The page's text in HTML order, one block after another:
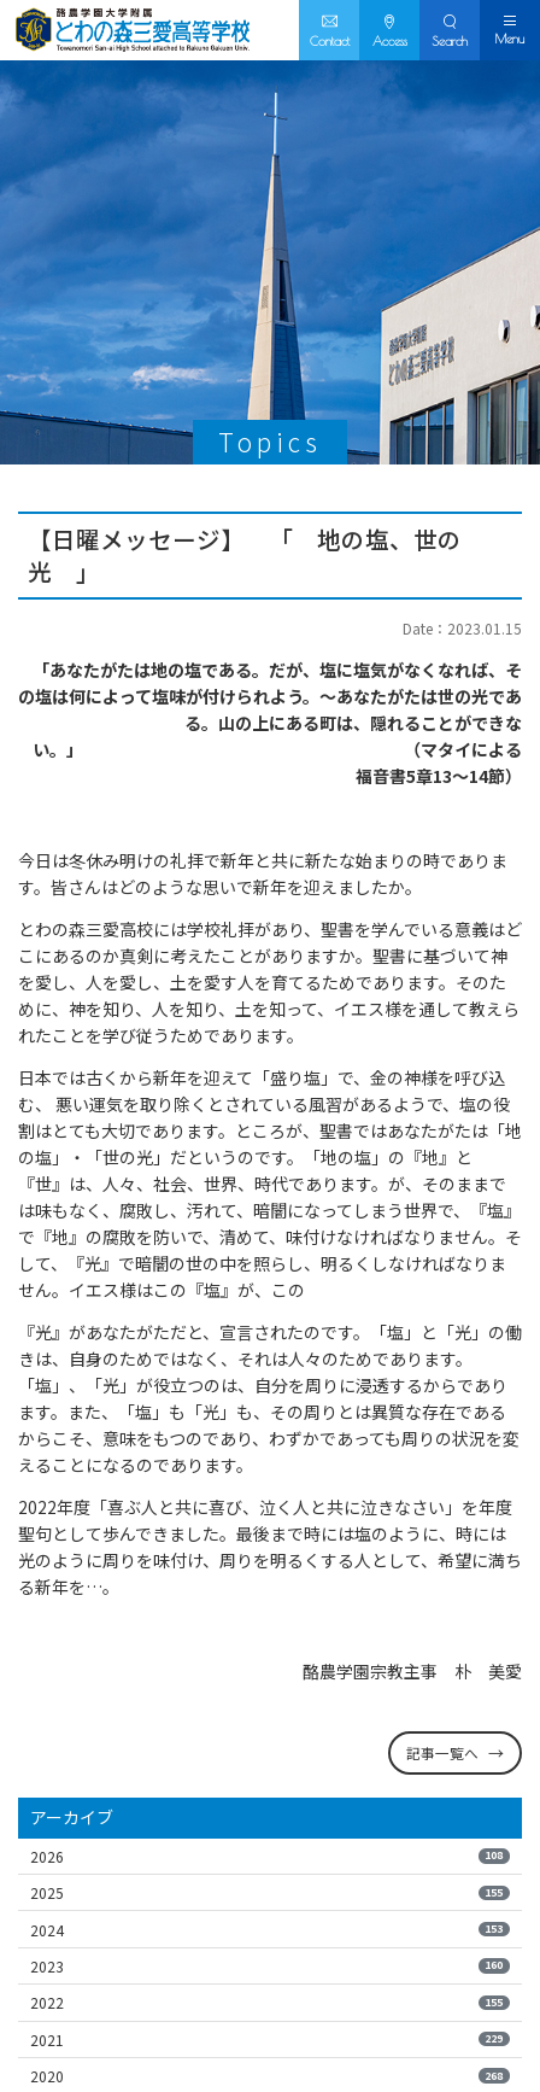
Contact Access Search Menu
Topics
【日曜メッセージ】 「 地の塩、世の
光 」
Date：2023.01.15
「あなたがたは地の塩である。だが、塩に塩気がなくなれば、そ
の塩は何によって塩味が付けられよう。～あなたがたは世の光であ
る。山の上にある町は、隠れることができな
い。」 （マタイによる
福音書5章13～14節）
今日は冬休み明けの礼拝で新年と共に新たな始まりの時でありま
す。皆さんはどのような思いで新年を迎えましたか。
とわの森三愛高校には学校礼拝があり、聖書を学んでいる意義はど
こにあるのか真剣に考えたことがありますか。聖書に基づいて神
を愛し、人を愛し、土を愛す人を育てるためであります。そのた
めに、神を知り、人を知り、土を知って、イエス様を通して教えら
れたことを学び従うためであります。
日本では古くから新年を迎えて「盛り塩」で、金の神様を呼び込
む、 悪い運気を取り除くとされている風習があるようで、塩の役
割はとても大切であります。ところが、聖書ではあなたがたは「地
の塩」・「世の光」だというのです。「地の塩」の『地』と
『世』は、人々、社会、世界、時代であります。が、そのままで
は味もなく、腐敗し、汚れて、暗闇になってしまう世界で、『塩』
で『地』の腐敗を防いで、清めて、味付けなければなりません。そ
して、『光』で暗闇の世の中を照らし、明るくしなければなりま
せん。イエス様はこの『塩』が、この
『光』があなたがただと、宣言されたのです。「塩」と「光」の働
きは、自身のためではなく、それは人々のためであります。
「塩」、「光」が役立つのは、自分を周りに浸透するからであり
ます。また、「塩」も「光」も、その周りとは異質な存在である
からこそ、意味をもつのであり、わずかであっても周りの状況を変
えることになるのであります。
2022年度「喜ぶ人と共に喜び、泣く人と共に泣きなさい」を年度
聖句として歩んできました。最後まで時には塩のように、時には
光のように周りを味付け、周りを明るくする人として、希望に満ち
る新年を…。
酪農学園宗教主事 朴 美愛
記事一覧へ
アーカイブ
2026 108
2025 155
2024 153
2023 160
2022 155
2021 229
2020 268